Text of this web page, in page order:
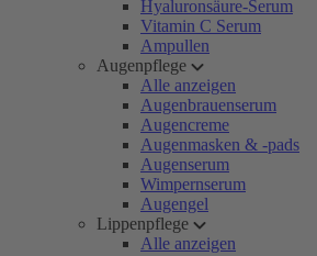
Hyaluronsäure-Serum
Vitamin C Serum
Ampullen
Augenpflege
Alle anzeigen
Augenbrauenserum
Augencreme
Augenmasken & -pads
Augenserum
Wimpernserum
Augengel
Lippenpflege
Alle anzeigen